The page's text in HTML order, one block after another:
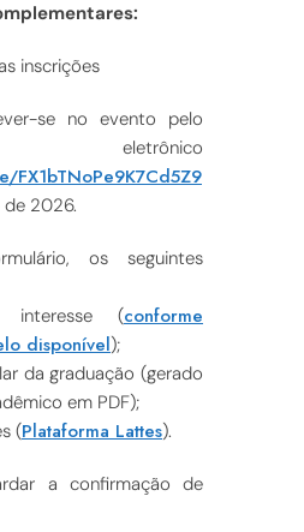
inscrições
se no evento pelo
eletrônico
FX1bTNoPe9K7Cd5Z9
2026.
os seguintes
(conforme
disponível);
da graduação (gerado
em PDF);
(Plataforma Lattes).
a confirmação de